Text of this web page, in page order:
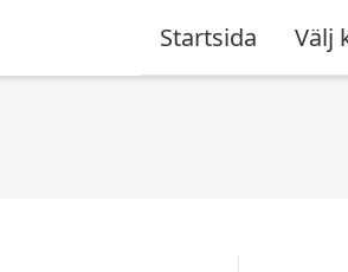
Startsida Välj